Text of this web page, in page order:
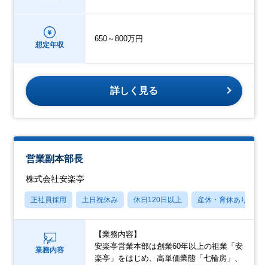
想定年収
650～800万円
詳しく見る
営業副本部長
株式会社安楽亭
正社員採用 土日祝休み 休日120日以上 産休・育休あり
業務内容
【業務内容】
安楽亭営業本部は創業60年以上の祖業「安
楽亭」をはじめ、高単価業態「七輪房」、